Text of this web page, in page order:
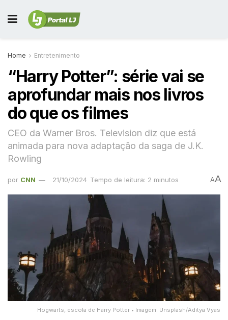
Home Entretenimento
“Harry Potter”: série vai se
aprofundar mais nos livros
do que os filmes
CEO da Warner Bros. Television diz que está
animada para nova adaptação da saga de J.K.
Rowling
por CNN 21/10/2024 Tempo de leitura: 2 minutos AA
Hogwarts, escola de Harry Potter • Imagem: Unsplash/Aditya Vyas